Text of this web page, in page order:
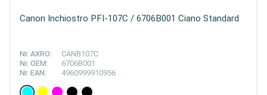
Canon Inchiostro PFI-107C / 6706B001 Ciano Standard
Nr. AXRO:
CANB107C
Nr. OEM:
6706B001
Nr. EAN:
4960999910956